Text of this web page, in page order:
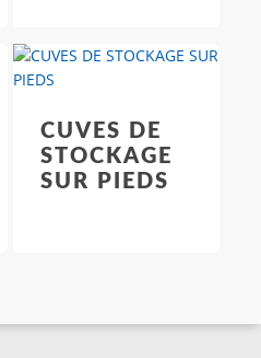
CUVES DE
STOCKAGE
SUR PIEDS